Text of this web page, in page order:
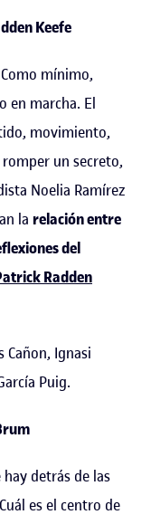
Keefe
mínimo,
en marcha. El
movimiento,
un secreto,
Noelia Ramírez
la relación entre
del
Radden
Cañon, Ignasi
Puig.
hay detrás de las
es el centro de